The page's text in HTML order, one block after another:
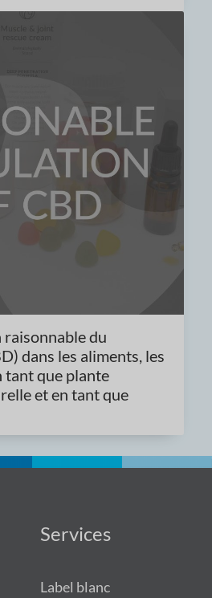
du
dans les aliments, les
tant que plante
et en tant que
Services
Label blanc